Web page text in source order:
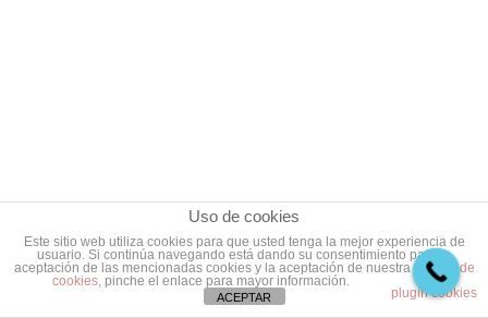
Uso de cookies
Este sitio web utiliza cookies para que usted tenga la mejor experiencia de
usuario. Si continúa navegando está dando su consentimiento para la
aceptación de las mencionadas cookies y la aceptación de nuestrapolítica de
cookies, pinche el enlace para mayor información.
plugin cookies
ACEPTAR